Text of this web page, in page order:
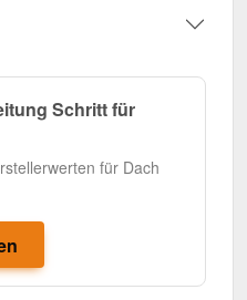
Schritt für
für Dach